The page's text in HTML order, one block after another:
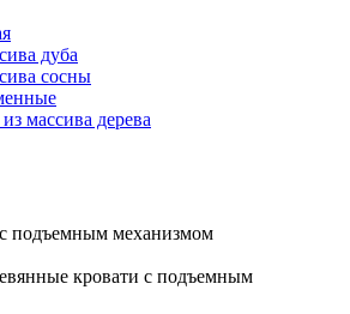
дуба
сосны
массива дерева
подъемным механизмом
кровати с подъемным